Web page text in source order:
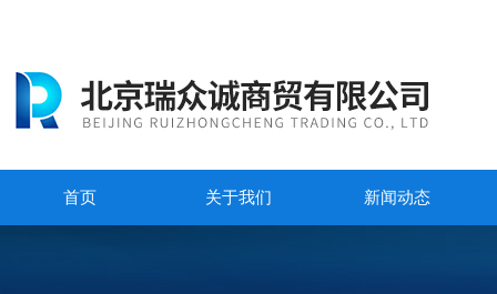
首页 关于我们 新闻动态